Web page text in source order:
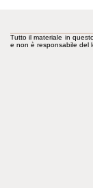
Tutto il materiale in
e non è responsabile del